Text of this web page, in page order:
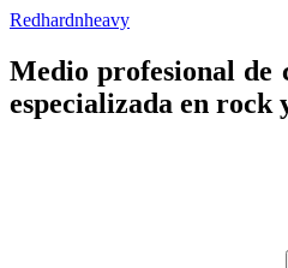
Redhardnheavy
Medio profesional de
especializada en rock